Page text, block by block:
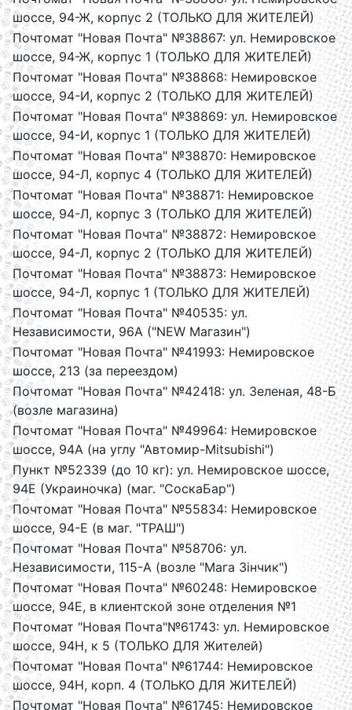
шоссе, 94-Ж, корпус 2 (ТОЛЬКО ДЛЯ ЖИТЕЛЕЙ)
Почтомат "Новая Почта" №38867: ул. Немировское
шоссе, 94-Ж, корпус 1 (ТОЛЬКО ДЛЯ ЖИТЕЛЕЙ)
Почтомат "Новая Почта" №38868: Немировское
шоссе, 94-И, корпус 2 (ТОЛЬКО ДЛЯ ЖИТЕЛЕЙ)
Почтомат "Новая Почта" №38869: ул. Немировское
шоссе, 94-И, корпус 1 (ТОЛЬКО ДЛЯ ЖИТЕЛЕЙ)
Почтомат "Новая Почта" №38870: Немировское
шоссе, 94-Л, корпус 4 (ТОЛЬКО ДЛЯ ЖИТЕЛЕЙ)
Почтомат "Новая Почта" №38871: Немировское
шоссе, 94-Л, корпус 3 (ТОЛЬКО ДЛЯ ЖИТЕЛЕЙ)
Почтомат "Новая Почта" №38872: Немировское
шоссе, 94-Л, корпус 2 (ТОЛЬКО ДЛЯ ЖИТЕЛЕЙ)
Почтомат "Новая Почта" №38873: Немировское
шоссе, 94-Л, корпус 1 (ТОЛЬКО ДЛЯ ЖИТЕЛЕЙ)
Почтомат "Новая Почта" №40535: ул.
Независимости, 96А ("NEW Магазин")
Почтомат "Новая Почта" №41993: Немировское
шосcе, 213 (за переездом)
Почтомат "Новая Почта" №42418: ул. Зеленая, 48-Б
(возле магазина)
Почтомат "Новая Почта" №49964: Немировское
шоссе, 94А (на углу "Автомир-Mitsubishi")
Пункт №52339 (до 10 кг): ул. Немировское шоссе,
94Е (Украиночка) (маг. "СоскаБар")
Почтомат "Новая Почта" №55834: Немировское
шоссе, 94-Е (в маг. "ТРАШ")
Почтомат "Новая Почта" №58706: ул.
Независимости, 115-А (возле "Мага Зінчик")
Почтомат "Новая Почта" №60248: Немировское
шоссе, 94Е, в клиентской зоне отделения №1
Почтомат "Новая Почта"№61743: ул. Немировское
шоссе, 94Н, к 5 (ТОЛЬКО ДЛЯ Жителей)
Почтомат "Новая Почта" №61744: Немировское
шоссе, 94Н, корп. 4 (ТОЛЬКО ДЛЯ ЖИТЕЛЕЙ)
Почтомат "Новая Почта" №61745: Немировское